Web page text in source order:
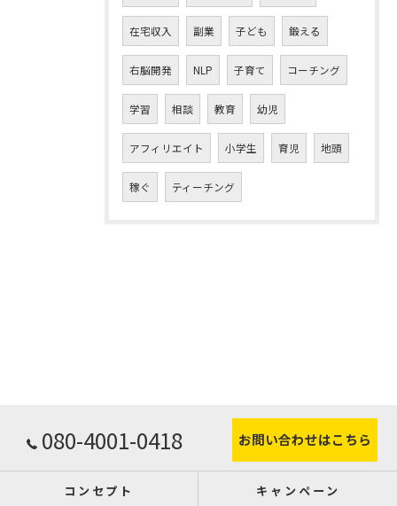
在宅収入 副業 子ども 鍛える
右脳開発 NLP 子育て コーチング
学習 相談 教育 幼児
アフィリエイト 小学生 育児 地頭
稼ぐ ティーチング
080-4001-0418 お問い合わせはこちら
コンセプト キャンペーン